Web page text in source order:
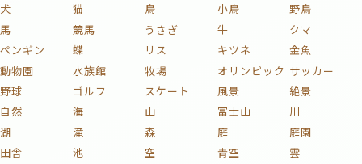
犬
猫 鳥 小鳥
野鳥
馬
競馬 うさぎ 牛
クマ
ペンギン
蝶 リス キツネ
金魚
動物園
水族館 牧場 オリンピック サッカー
野球
ゴルフ スケート 風景
絶景
自然
海 山 富士山
川
湖
滝 森 庭
庭園
田舎
池 空 青空
雲